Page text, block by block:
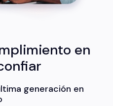
en
generación en